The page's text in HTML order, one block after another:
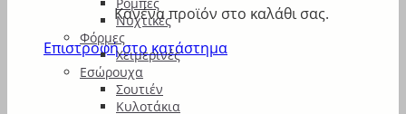
Κανένα προϊόν στο καλάθι σας.
Επιστροφή στο κατάστημα
Νυχτικές
Φόρμες
Χειμερινές
Εσώρουχα
Σουτιέν
Κυλοτάκια